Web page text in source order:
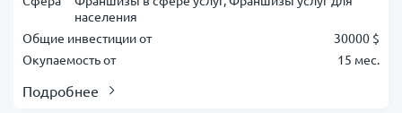
населения
Общие инвестиции от
30000 $
Окупаемость от
15 мес.
Подробнее